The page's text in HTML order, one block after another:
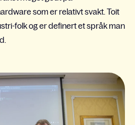
som er relativt svakt. Toit
folk og er definert et språk man